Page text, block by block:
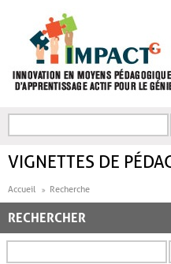
FORMULAIRE DE
VIGNETTES DE
Accueil Recherche
RECHERCHER